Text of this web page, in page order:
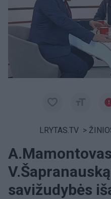
LRYTAS.TV >
savižudybės